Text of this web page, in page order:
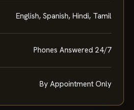
English, Spanish, Hindi, Tamil
Phones Answered 24/7
By Appointment Only